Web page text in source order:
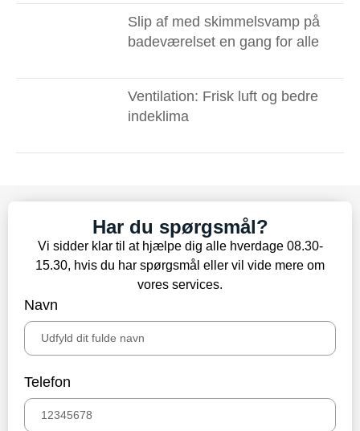
Slip af med skimmelsvamp på
badeværelset en gang for alle
Ventilation: Frisk luft og bedre
indeklima
Har du spørgsmål?
Vi sidder klar til at hjælpe dig alle hverdage 08.30-
15.30, hvis du har spørgsmål eller vil vide mere om
vores services.
Navn
Telefon